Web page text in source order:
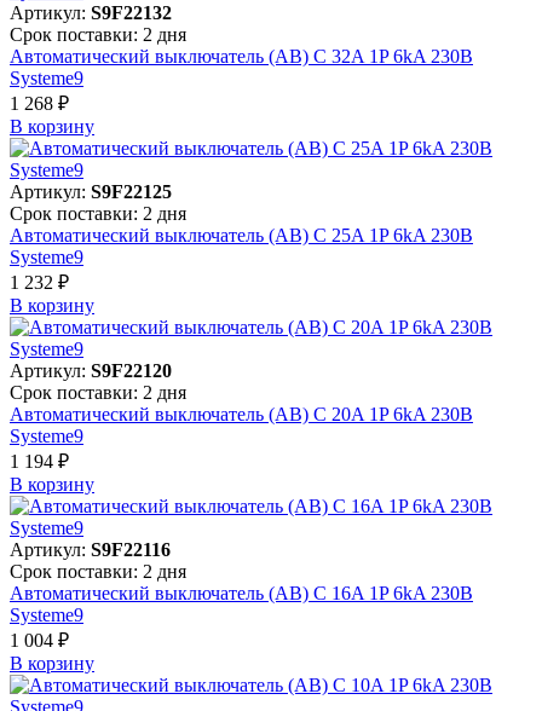
Артикул: S9F22132
Срок поставки: 2 дня
Автоматический выключатель (АВ) C 32A 1P 6kA 230В
Systeme9
1 268 ₽
В корзинy
Артикул: S9F22125
Срок поставки: 2 дня
Автоматический выключатель (АВ) C 25A 1P 6kA 230В
Systeme9
1 232 ₽
В корзинy
Артикул: S9F22120
Срок поставки: 2 дня
Автоматический выключатель (АВ) C 20A 1P 6kA 230В
Systeme9
1 194 ₽
В корзинy
Артикул: S9F22116
Срок поставки: 2 дня
Автоматический выключатель (АВ) C 16A 1P 6kA 230В
Systeme9
1 004 ₽
В корзинy